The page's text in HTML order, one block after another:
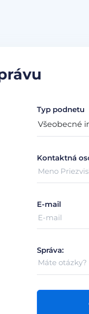
Typ podnetu
Kontaktná
E-mail
Správa: